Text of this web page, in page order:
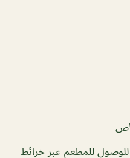
للوصول للمطعم عبر خرائط